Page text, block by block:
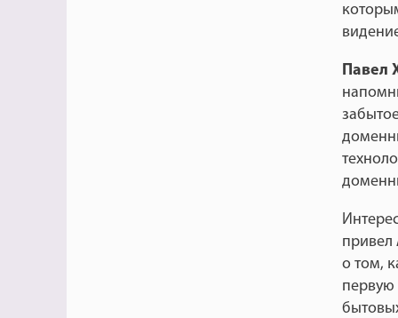
Павел
привел
о том,
первую